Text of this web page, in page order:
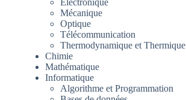
Electronique
Mécanique
Optique
Télécommunication
Thermodynamique et Thermique
Chimie
Mathématique
Informatique
Algorithme et Programmation